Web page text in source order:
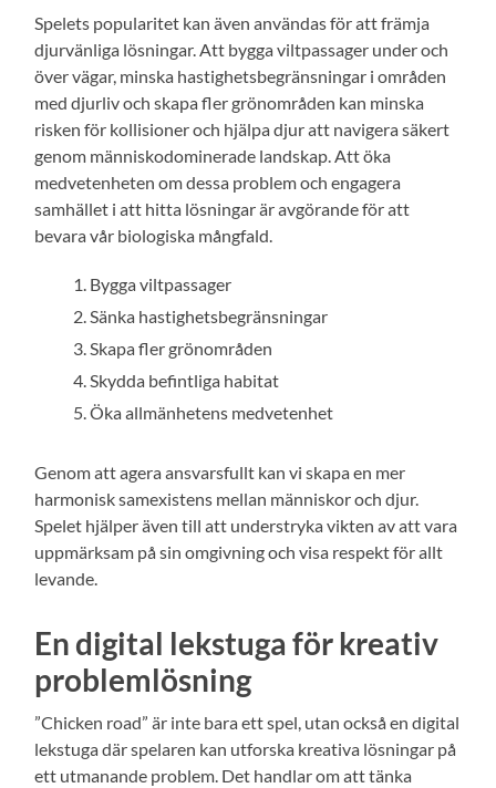
Spelets popularitet kan även användas för att främja
djurvänliga lösningar. Att bygga viltpassager under och
över vägar, minska hastighetsbegränsningar i områden
med djurliv och skapa fler grönområden kan minska
risken för kollisioner och hjälpa djur att navigera säkert
genom människodominerade landskap. Att öka
medvetenheten om dessa problem och engagera
samhället i att hitta lösningar är avgörande för att
bevara vår biologiska mångfald.
Bygga viltpassager
Sänka hastighetsbegränsningar
Skapa fler grönområden
Skydda befintliga habitat
Öka allmänhetens medvetenhet
Genom att agera ansvarsfullt kan vi skapa en mer
harmonisk samexistens mellan människor och djur.
Spelet hjälper även till att understryka vikten av att vara
uppmärksam på sin omgivning och visa respekt för allt
levande.
En digital lekstuga för kreativ
problemlösning
”Chicken road” är inte bara ett spel, utan också en digital
lekstuga där spelaren kan utforska kreativa lösningar på
ett utmanande problem. Det handlar om att tänka